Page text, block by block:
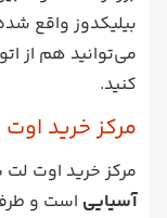
بیلیکدوز واقع
می‌توانید هم از
کنید.
مرکز خرید
مرکز خرید اوت لت
آسیایی است و